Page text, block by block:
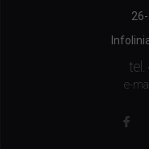
tel.
e-